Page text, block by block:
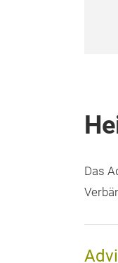
Das